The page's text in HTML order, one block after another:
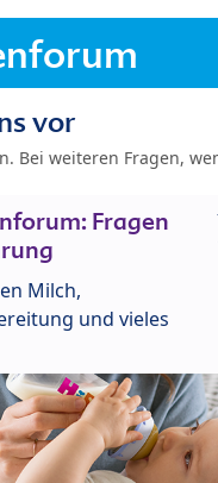
vor
Bei weiteren Fragen,
Fragen
Milch,
und vieles